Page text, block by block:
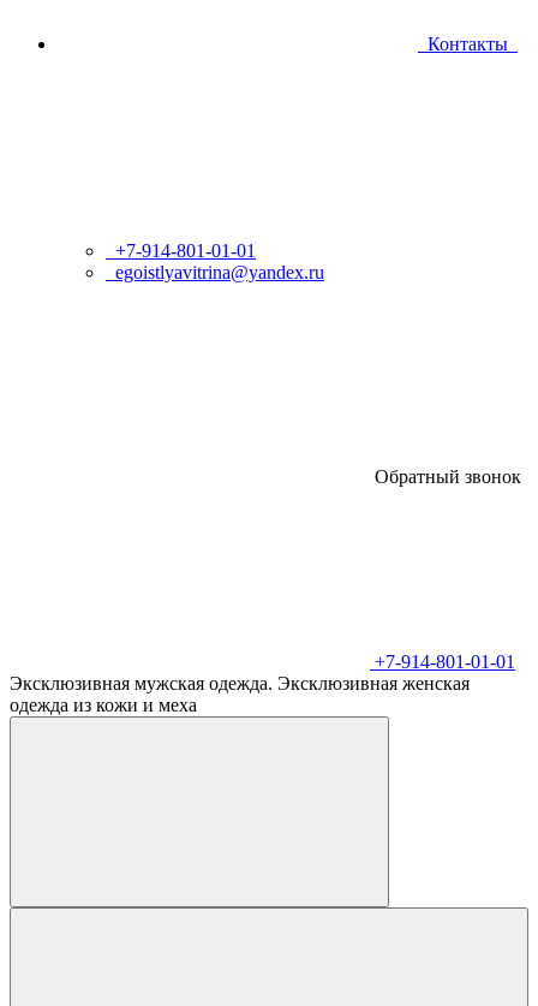
Контакты
+7-914-801-01-01
egoistlyavitrina@yandex.ru
Обратный звонок
+7-914-801-01-01
Эксклюзивная мужская одежда. Эксклюзивная женская
одежда из кожи и меха